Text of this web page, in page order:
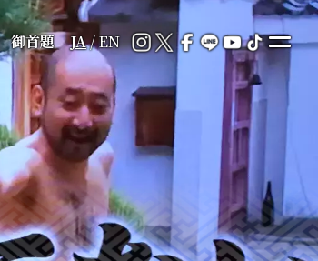
御首題 JA/EN